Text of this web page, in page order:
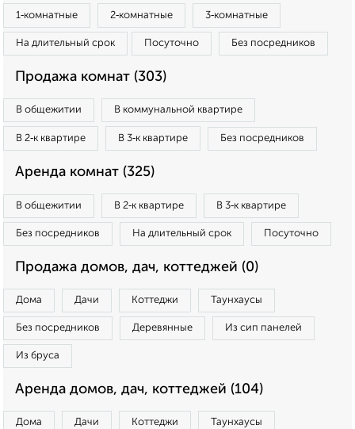
1‑комнатные 2‑комнатные 3‑комнатные
На длительный срок Посуточно Без посредников
Продажа комнат (303)
В общежитии В коммунальной квартире
В 2‑к квартире В 3‑к квартире Без посредников
Аренда комнат (325)
В общежитии В 2‑к квартире В 3‑к квартире
Без посредников На длительный срок Посуточно
Продажа домов, дач, коттеджей (0)
Дома Дачи Коттеджи Таунхаусы
Без посредников Деревянные Из сип панелей
Из бруса
Аренда домов, дач, коттеджей (104)
Дома Дачи Коттеджи Таунхаусы